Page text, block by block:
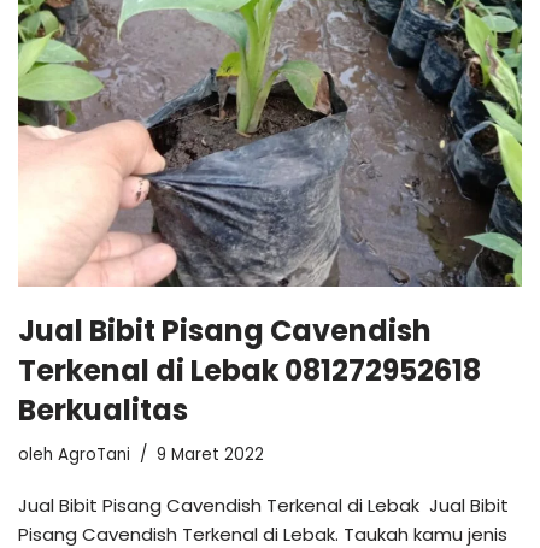
Jual Bibit Pisang Cavendish
Terkenal di Lebak 081272952618
Berkualitas
oleh AgroTani 9 Maret 2022
Jual Bibit Pisang Cavendish Terkenal di Lebak Jual Bibit
Pisang Cavendish Terkenal di Lebak. Taukah kamu jenis